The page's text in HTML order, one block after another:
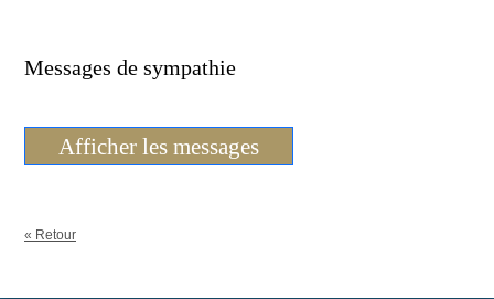
Messages de sympathie
Afficher les messages
« Retour